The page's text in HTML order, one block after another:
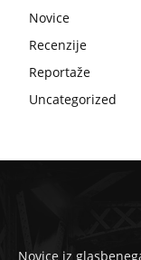
Novice
Recenzije
Reportaže
Uncategorized
Novice iz